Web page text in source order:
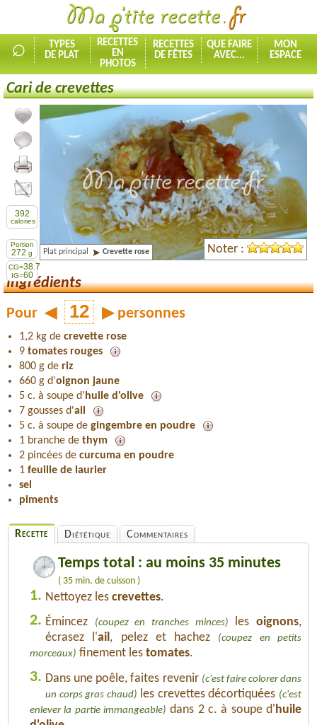
⌕
TYPES
DE PLAT
RECETTES
EN
PHOTOS
RECETTES
DE FÊTES
QUE FAIRE
AVEC...
MON
ESPACE
Cari de crevettes
Ajouter la recette à mes favorites
Commenter, noter la recette
Imprimer la recette
Partager cette recette
392
calories
Portion
272 g
CG=38.7
IG=60
Plat principal Crevette rose Noter :
Ingrédients
Pour ◀ ▶ personnes
1,2 kg de crevette rose
9 tomates rouges
800 g de riz
660 g d'oignon jaune
5 c. à soupe d' huile d'olive
7 gousses d'ail
5 c. à soupe de gingembre en poudre
1 branche de thym
2 pincées de curcuma en poudre
1 feuille de laurier
sel
piments
Recette Diététique Commentaires
Temps total : au moins 35 minutes
( 35 min. de cuisson )
1. Nettoyez les crevettes.
2. Émincez (coupez en tranches minces) lesoignons,
écrasez l'ail , pelez et hachez
(coupez en petits
morceaux) finement les tomates.
3. Dans une poêle, faites revenir (c'est faire colorer dans
un corps gras chaud) les crevettes décortiquées (c'est
enlever la partie immangeable) dans 2 c. à soupe d' huile